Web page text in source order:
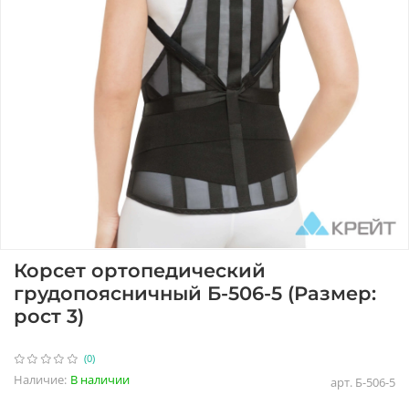
(0)
арт. Б-506-5
Наличие: В наличии
Корсет ортопедический
грудопоясничный Б-506-5 (Размер:
рост 3)